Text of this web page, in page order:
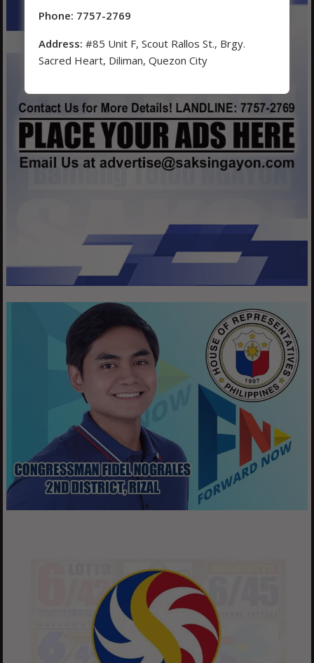
Phone: 7757-2769
Address: #85 Unit F, Scout Rallos St., Brgy.
Sacred Heart, Diliman, Quezon City